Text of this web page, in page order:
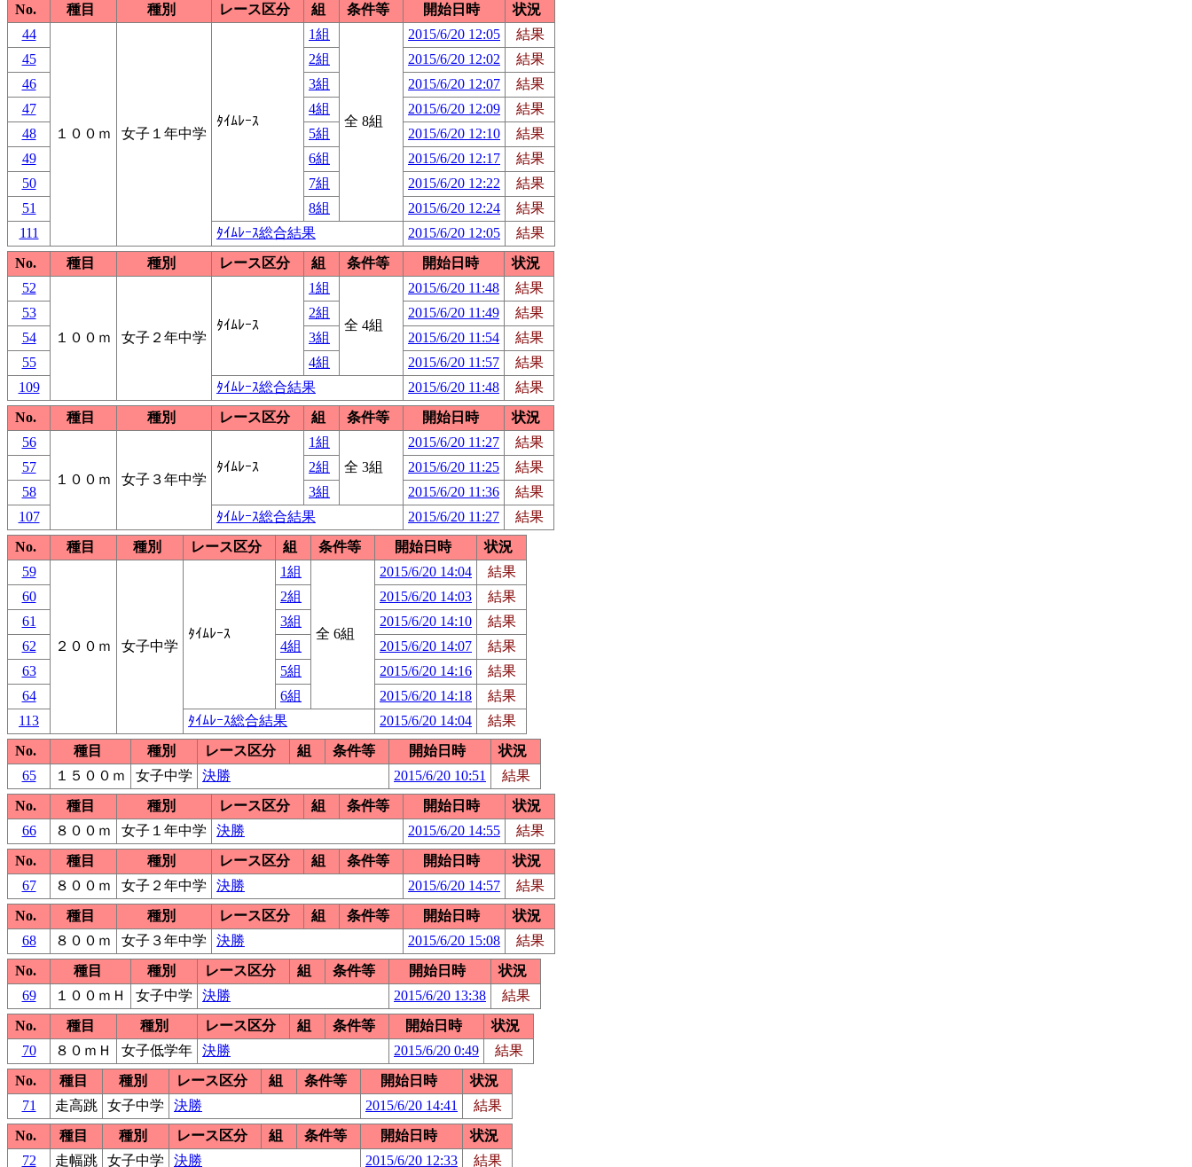
No.
種目 種別 レース区分 組 条件等 開始日時
状況
44
１００ｍ 女子１年中学
ﾀｲﾑﾚｰｽ
1組
全 8組
2015/6/20 12:05
結果
45
2組 2015/6/20 12:02
結果
46
3組 2015/6/20 12:07
結果
47
4組 2015/6/20 12:09
結果
48
5組 2015/6/20 12:10
結果
49
6組 2015/6/20 12:17
結果
50
7組 2015/6/20 12:22
結果
51
8組 2015/6/20 12:24
結果
111
ﾀｲﾑﾚｰｽ総合結果 2015/6/20 12:05
結果
No.
種目 種別 レース区分 組 条件等 開始日時
状況
52
１００ｍ 女子２年中学
ﾀｲﾑﾚｰｽ
1組
全 4組
2015/6/20 11:48
結果
53
2組 2015/6/20 11:49
結果
54
3組 2015/6/20 11:54
結果
55
4組 2015/6/20 11:57
結果
109
ﾀｲﾑﾚｰｽ総合結果 2015/6/20 11:48
結果
No.
種目 種別 レース区分 組 条件等 開始日時
状況
56
１００ｍ 女子３年中学
ﾀｲﾑﾚｰｽ
1組
全 3組
2015/6/20 11:27
結果
57
2組 2015/6/20 11:25
結果
58
3組 2015/6/20 11:36
結果
107
ﾀｲﾑﾚｰｽ総合結果 2015/6/20 11:27
結果
No.
種目 種別 レース区分 組 条件等 開始日時
状況
59
２００ｍ 女子中学
ﾀｲﾑﾚｰｽ
1組
全 6組
2015/6/20 14:04
結果
60
2組 2015/6/20 14:03
結果
61
3組 2015/6/20 14:10
結果
62
4組 2015/6/20 14:07
結果
63
5組 2015/6/20 14:16
結果
64
6組 2015/6/20 14:18
結果
113
ﾀｲﾑﾚｰｽ総合結果 2015/6/20 14:04
結果
No.
種目 種別 レース区分 組 条件等 開始日時
状況
65
１５００ｍ 女子中学 決勝 2015/6/20 10:51
結果
No.
種目 種別 レース区分 組 条件等 開始日時
状況
66
８００ｍ 女子１年中学 決勝 2015/6/20 14:55
結果
No.
種目 種別 レース区分 組 条件等 開始日時
状況
67
８００ｍ 女子２年中学 決勝 2015/6/20 14:57
結果
No.
種目 種別 レース区分 組 条件等 開始日時
状況
68
８００ｍ 女子３年中学 決勝 2015/6/20 15:08
結果
No.
種目 種別 レース区分 組 条件等 開始日時
状況
69
１００ｍＨ 女子中学 決勝 2015/6/20 13:38
結果
No.
種目 種別 レース区分 組 条件等 開始日時
状況
70
８０ｍＨ 女子低学年 決勝 2015/6/20 0:49
結果
No.
種目 種別 レース区分 組 条件等 開始日時
状況
71
走高跳 女子中学 決勝 2015/6/20 14:41
結果
No.
種目 種別 レース区分 組 条件等 開始日時
状況
72
走幅跳 女子中学 決勝 2015/6/20 12:33 結果